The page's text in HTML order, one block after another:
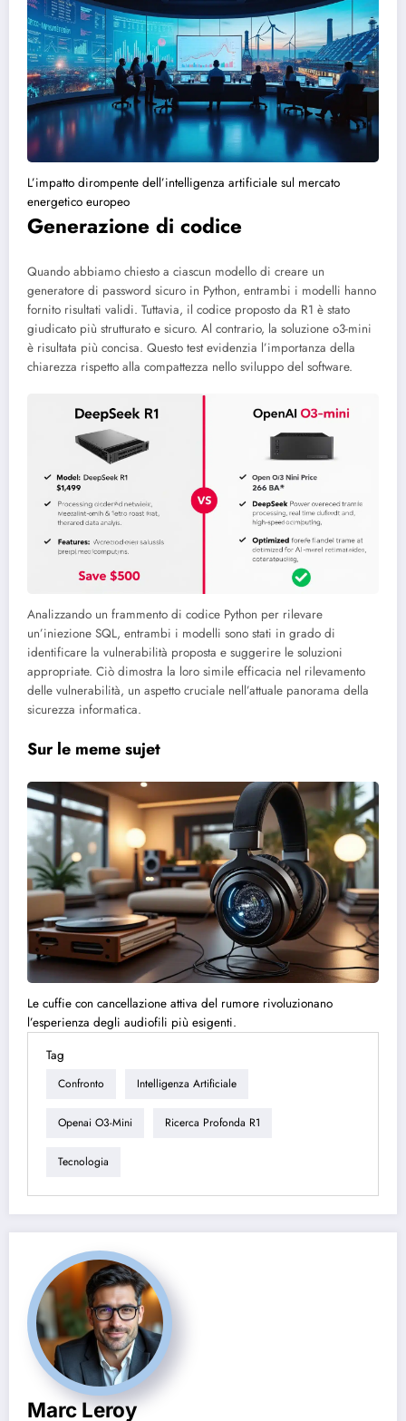
L’impatto dirompente dell’intelligenza artificiale sul mercato
energetico europeo
Generazione di codice
Quando abbiamo chiesto a ciascun modello di creare un
generatore di password sicuro in Python, entrambi i modelli hanno
fornito risultati validi. Tuttavia, il codice proposto da R1 è stato
giudicato più strutturato e sicuro. Al contrario, la soluzione o3-mini
è risultata più concisa. Questo test evidenzia l’importanza della
chiarezza rispetto alla compattezza nello sviluppo del software.
Analizzando un frammento di codice Python per rilevare
un’iniezione SQL, entrambi i modelli sono stati in grado di
identificare la vulnerabilità proposta e suggerire le soluzioni
appropriate. Ciò dimostra la loro simile efficacia nel rilevamento
delle vulnerabilità, un aspetto cruciale nell’attuale panorama della
sicurezza informatica.
Sur le meme sujet
Le cuffie con cancellazione attiva del rumore rivoluzionano
l’esperienza degli audiofili più esigenti.
Tag
Confronto Intelligenza Artificiale
Openai O3-Mini Ricerca Profonda R1
Tecnologia
Marc Leroy